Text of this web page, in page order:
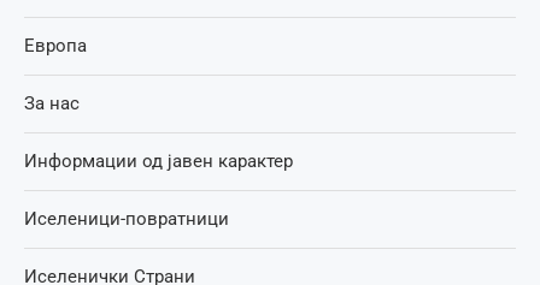
Европа
За нас
Информации од јавен карактер
Иселеници-повратници
Иселенички Страни